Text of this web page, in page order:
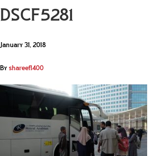
DSCF5281
January 31, 2018
Byshareef1400